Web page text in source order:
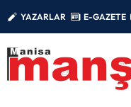
YAZARLAR E-GAZETE